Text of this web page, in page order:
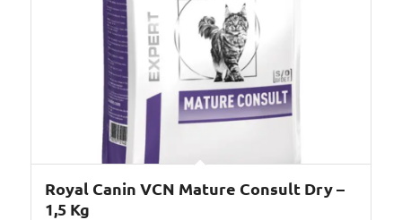
Royal Canin VCN Mature Consult Dry –
1,5 Kg